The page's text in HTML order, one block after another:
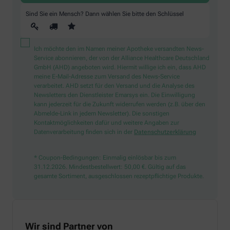
Sind Sie ein Mensch? Dann wählen Sie bitte den Schlüssel
Ich möchte den im Namen meiner Apotheke versandten News-
Service abonnieren, der von der Alliance Healthcare Deutschland
GmbH (AHD) angeboten wird. Hiermit willige ich ein, dass AHD
meine E-Mail-Adresse zum Versand des News-Service
verarbeitet. AHD setzt für den Versand und die Analyse des
Newsletters den Dienstleister Emarsys ein. Die Einwilligung
kann jederzeit für die Zukunft widerrufen werden (z.B. über den
Abmelde-Link in jedem Newsletter). Die sonstigen
Kontaktmöglichkeiten dafür und weitere Angaben zur
Datenverarbeitung finden sich in der Datenschutzerklärung
* Coupon-Bedingungen: Einmalig einlösbar bis zum
31.12.2026. Mindestbestellwert: 50,00 €. Gültig auf das
gesamte Sortiment, ausgeschlossen rezeptpflichtige Produkte.
Wir sind Partner von